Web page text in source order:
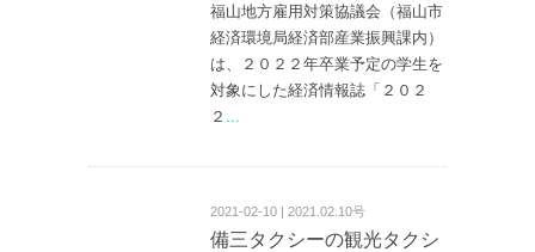
福山地方雇用対策協議会（福山市
経済環境局経済部産業振興課内）
は、２０２２年卒業予定の学生を
対象にした経済情報誌「２０２
２
2021-02-10 | 2021.02.10号
備三タクシーの観光タクシ